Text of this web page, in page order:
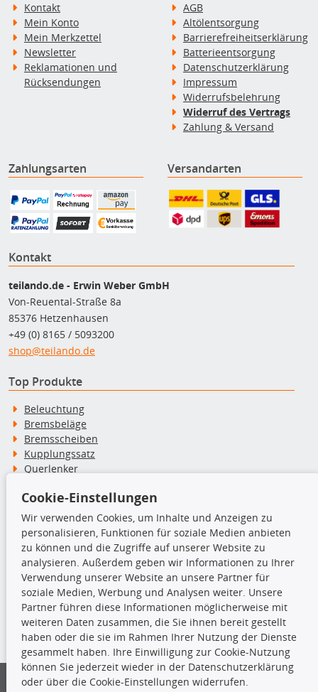
Kontakt
Mein Konto
Mein Merkzettel
Newsletter
Reklamationen und
Rücksendungen
AGB
Altölentsorgung
Barrierefreiheitserklärung
Batterieentsorgung
Datenschutzerklärung
Impressum
Widerrufsbelehrung
Widerruf des Vertrags
Zahlung & Versand
Zahlungsarten Versandarten
Kontakt
teilando.de - Erwin Weber GmbH
Von-Reuental-Straße 8a
85376 Hetzenhausen
+49 (0) 8165 / 5093200
shop@teilando.de
Top Produkte
Beleuchtung
Bremsbeläge
Bremsscheiben
Kupplungssatz
Querlenker
Stoßdämpfer
TecDoc Inside
Die hier angezeigten Daten insbesondere die gesamte Datenbank dürfen
nicht kopiert werden.
Es ist zu unterlassen, die Daten oder die gesamte Datenbank ohne
vorherige Zustimmung von TecDoc zu vervielfältigen, zu verbreiten
und/oder diese Handlungen durch Dritte ausführen zu lassen. Ein
Cookie-Einstellungen
Wir verwenden Cookies, um Inhalte und Anzeigen zu
personalisieren, Funktionen für soziale Medien anbieten
zu können und die Zugriffe auf unserer Website zu
analysieren. Außerdem geben wir Informationen zu Ihrer
Verwendung unserer Website an unsere Partner für
soziale Medien, Werbung und Analysen weiter. Unsere
Partner führen diese Informationen möglicherweise mit
weiteren Daten zusammen, die Sie ihnen bereit gestellt
haben oder die sie im Rahmen Ihrer Nutzung der Dienste
gesammelt haben. Ihre Einwilligung zur Cookie-Nutzung
können Sie jederzeit wieder in der Datenschutzerklärung
oder über die Cookie-Einstellungen widerrufen.